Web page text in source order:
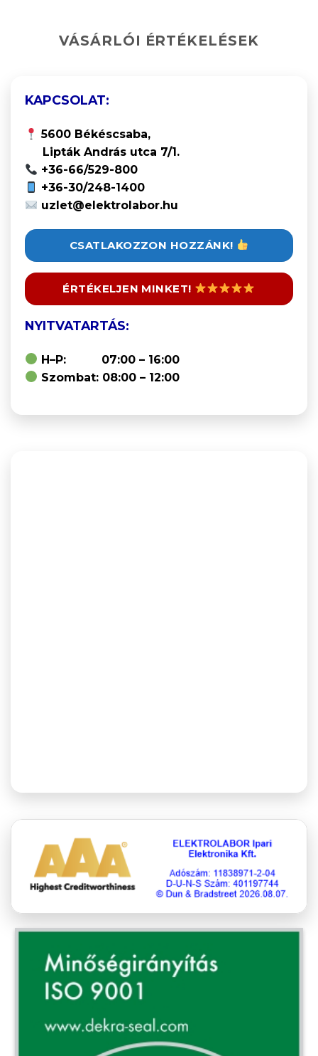
VÁSÁRLÓI ÉRTÉKELÉSEK
KAPCSOLAT:
5600 Békéscsaba,
Lipták András utca 7/1.
+36-66/529-800
+36-30/248-1400
uzlet@elektrolabor.hu
CSATLAKOZZON HOZZÁNK!
ÉRTÉKELJEN MINKET!
NYITVATARTÁS:
H–P: 07:00 – 16:00
Szombat: 08:00 – 12:00